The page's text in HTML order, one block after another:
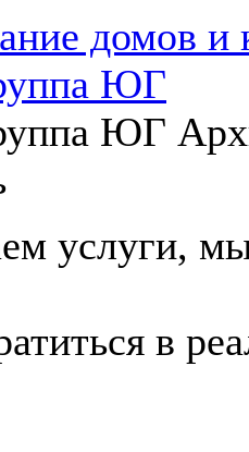
ЮГ
услуги,
в